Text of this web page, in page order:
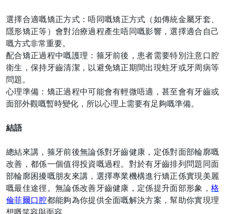
選擇合適嘅矯正方式： 唔同 嘅矯正方式（如傳統金屬牙套、
隱形矯正等）會對治療過程產生唔同嘅影響，選擇適合自己
嘅方式非常重要。
配合矯正過程中嘅護理：箍牙前後，患者需要特別注意口腔
衛生，保持牙齒清潔，以避免矯正期間出現蛀牙或牙周病等
問題。
心理準備：矯正過程中可能會有輕微唔適，甚至會有牙齒或
面部外觀嘅暫時變化，所以心理上需要有足夠嘅準備。
結語
總結來講，箍牙前後無論係對牙齒健康，定係對面部輪廓嘅
改善，都係一個值得投資嘅過程。對於有牙齒排列問題同面
部輪廓困擾嘅朋友來講，選擇專業機構進行矯正係實現美麗
嘅最佳途徑。無論係改善牙齒健康，定係提升面部形象， 格
倫菲爾口腔都能夠為你提供全面嘅解決方案，幫助你實現理
想嘅笑容與面容。